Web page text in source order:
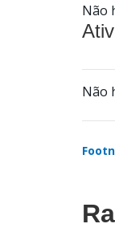
Não
Não